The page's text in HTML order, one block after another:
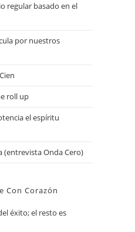
regular basado en el
por nuestros
roll up
el espíritu
(entrevista Onda Cero)
Con Corazón
éxito; el resto es